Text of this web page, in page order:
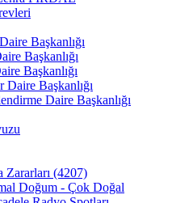
Başkanlığı
Başkanlığı
Başkanlığı
Başkanlığı
Daire Başkanlığı
Zararları (4207)
Doğum - Çok Doğal